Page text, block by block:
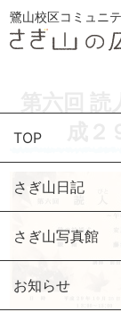
鷺山校区コミュニ
TOP
さぎ山日記
さぎ山写真館
お知らせ
第六回
成